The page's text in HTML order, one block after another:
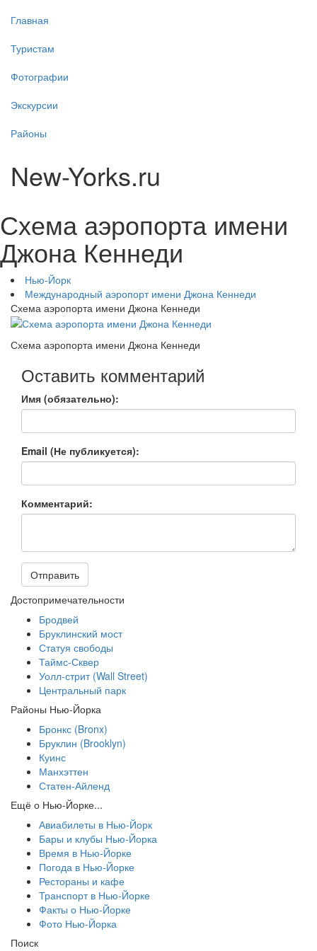
Главная
Туристам
Фотографии
Экскурсии
Районы
New-Yorks.ru
Схема аэропорта имени
Джона Кеннеди
Нью-Йорк
Международный аэропорт имени Джона Кеннеди
Схема аэропорта имени Джона Кеннеди
Схема аэропорта имени Джона Кеннеди
Оставить комментарий
Имя (обязательно):
Email (Не публикуется):
Комментарий:
Отправить
Достопримечательности
Бродвей
Бруклинский мост
Статуя свободы
Таймс-Сквер
Уолл-стрит (Wall Street)
Центральный парк
Районы Нью-Йорка
Бронкс (Bronx)
Бруклин (Brooklyn)
Куинс
Манхэттен
Статен-Айленд
Ещё о Нью-Йорке...
Авиабилеты в Нью-Йорк
Бары и клубы Нью-Йорка
Время в Нью-Йорке
Погода в Нью-Йорке
Рестораны и кафе
Транспорт в Нью-Йорке
Факты о Нью-Йорке
Фото Нью-Йорка
Поиск